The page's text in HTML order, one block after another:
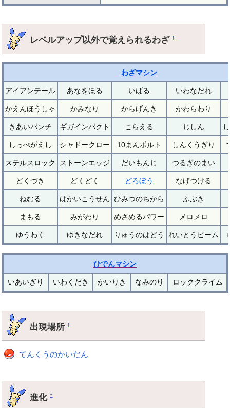
レベルアップ以外で覚えられるわざ†
わざマシン
アイアンテール あなをほる いばる いわなだれ
かえんほうしゃ かみなり からげんき かわらわり
きあいパンチ ギガインパクト こらえる じしん
しっぺがえし シャドークロー 10まんボルト しんくうぎり
ステルスロック ストーンエッジ だいもんじ つるぎのまい
どくづき どくどく どろぼう なげつける
ねむる はかいこうせん ひみつのちから ふぶき
まもる みがわり めざめるパワー メロメロ
ゆうわく ゆきなだれ りゅうのはどう れいとうビーム
ひでんマシン
いあいぎり いわくだき かいりき なみのり ロッククライム
出現場所†
てんくうのかいだん
進化†